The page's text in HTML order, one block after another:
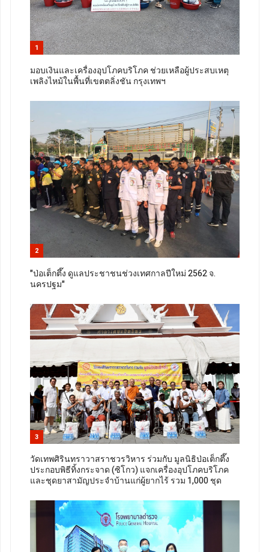
1
มอบเงินและเครื่องอุปโภคบริโภค ช่วยเหลือผู้ประสบเหตุ
เพลิงไหม้ในพื้นที่เขตตลิ่งชัน กรุงเทพฯ
2
"ป่อเต็กตึ๊ง ดูแลประชาชนช่วงเทศกาลปีใหม่ 2562 จ.
นครปฐม"
3
วัดเทพศิรินทราวาสราชวรวิหาร ร่วมกับ มูลนิธิป่อเต็กตึ๊ง
ประกอบพิธีทิ้งกระจาด (ซิโกว) แจกเครื่องอุปโภคบริโภค
และชุดยาสามัญประจำบ้านแก่ผู้ยากไร้ รวม 1,000 ชุด